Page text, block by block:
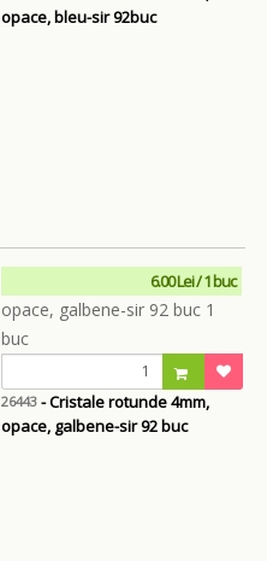
opace, bleu-sir 92buc
6.00 Lei / 1 buc
26443- Cristale rotunde 4mm,
opace, galbene-sir 92 buc